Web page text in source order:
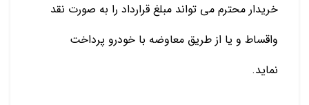
خریدار محترم می تواند مبلغ قرارداد را به صورت نقد
واقساط و یا از طریق معاوضه با خودرو پرداخت
نماید.